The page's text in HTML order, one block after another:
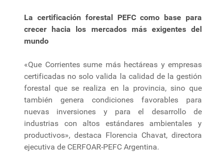
La certificación forestal PEFC como base para
crecer hacia los mercados más exigentes del
mundo
«Que Corrientes sume más hectáreas y empresas
certificadas no solo valida la calidad de la gestión
forestal que se realiza en la provincia, sino que
también genera condiciones favorables para
nuevas inversiones y para el desarrollo de
industrias con altos estándares ambientales y
productivos», destaca Florencia Chavat, directora
ejecutiva de CERFOAR-PEFC Argentina.